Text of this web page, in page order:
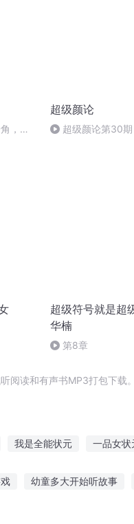
，
超级颜论
超级颜论第30期
超级符号就是超
华楠
第8章
阅读和有声书MP3打包下载。
我是全能状元 一品女状
幼童多大开始听故事